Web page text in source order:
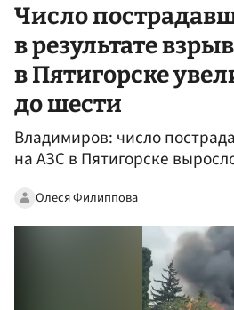
Число
в результате
в Пятигорске
до шести
Владимиров: число
на АЗС в Пятигорске
Олеся Филиппова